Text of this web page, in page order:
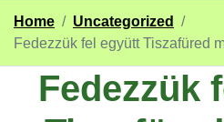
Home / Uncategorized
/
Fedezzük fel együtt Tiszafüred
Fedezzük